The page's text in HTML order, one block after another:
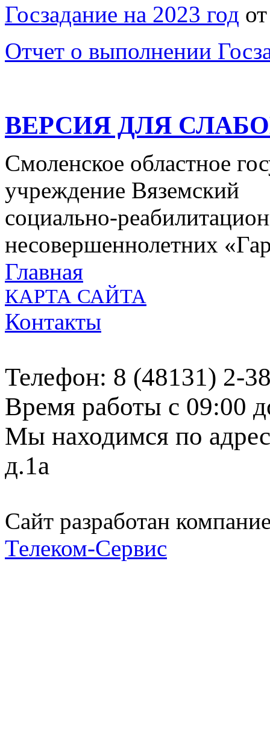
Госзадание на 2023 год
Отчет о выполнении
ВЕРСИЯ ДЛЯ
Смоленское областное
учреждение Вяземский
социально-
несовершеннолетних
Главная
КАРТА САЙТА
Контакты
Телефон: 8 (48131) 2-
Время работы с 09:00
Мы находимся по
д.1а
Сайт разработан
Телеком-Сервис